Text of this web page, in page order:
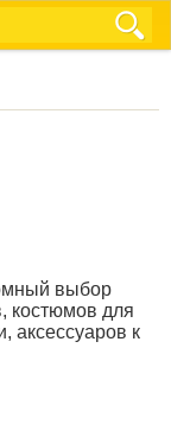
выбор
костюмов для
аксессуаров к